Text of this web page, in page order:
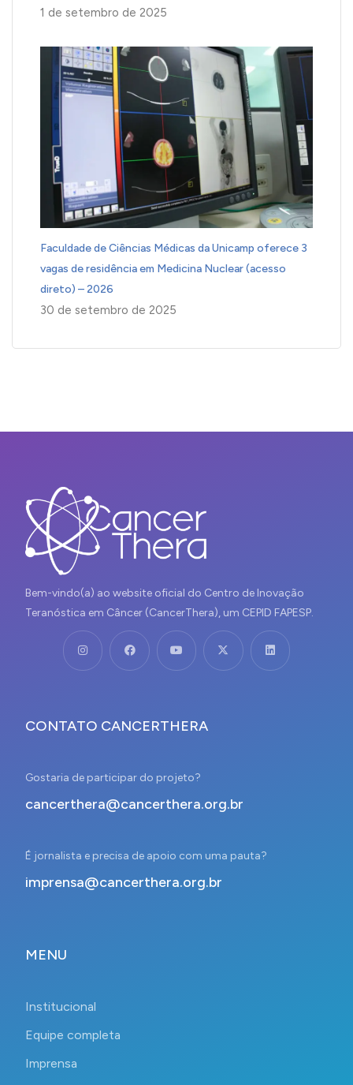
1 de setembro de 2025
Faculdade de Ciências Médicas da Unicamp oferece 3
vagas de residência em Medicina Nuclear (acesso
direto) – 2026
30 de setembro de 2025
Bem-vindo(a) ao website oficial do Centro de Inovação
Teranóstica em Câncer (CancerThera), um CEPID FAPESP.
CONTATO CANCERTHERA
Gostaria de participar do projeto?
cancerthera@cancerthera.org.br
É jornalista e precisa de apoio com uma pauta?
imprensa@cancerthera.org.br
MENU
Institucional
Equipe completa
Imprensa